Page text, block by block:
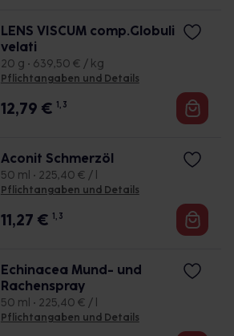
LENS VISCUM comp.Globuli
velati
20 g • 639,50 € / kg
Pflichtangaben und Details
12,79 € 1, 3
Aconit Schmerzöl
50 ml • 225,40 € / l
Pflichtangaben und Details
11,27 € 1, 3
Echinacea Mund- und
Rachenspray
50 ml • 225,40 € / l
Pflichtangaben und Details